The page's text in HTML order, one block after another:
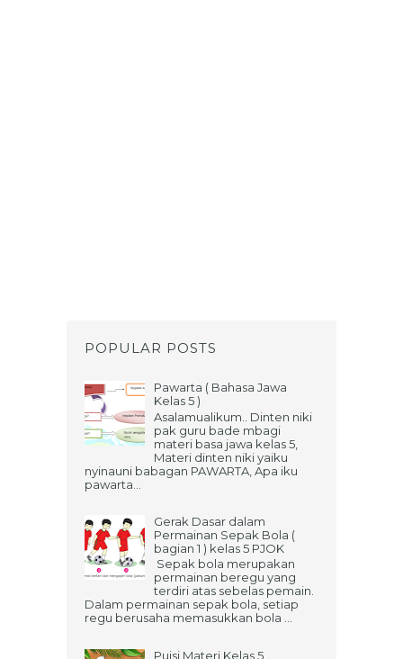
POPULAR POSTS
Pawarta ( Bahasa Jawa
Kelas 5 )
Asalamualikum.. Dinten niki
pak guru bade mbagi
materi basa jawa kelas 5,
Materi dinten niki yaiku
nyinauni babagan PAWARTA, Apa iku
pawarta...
Gerak Dasar dalam
Permainan Sepak Bola (
bagian 1 ) kelas 5 PJOK
Sepak bola merupakan
permainan beregu yang
terdiri atas sebelas pemain.
Dalam permainan sepak bola, setiap
regu berusaha memasukkan bola ...
Puisi Materi Kelas 5